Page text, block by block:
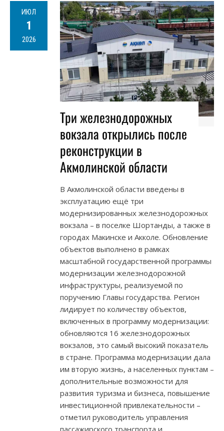
ИЮЛ
1
2026
Три железнодорожных
вокзала открылись после
реконструкции в
Акмолинской области
В Акмолинской области введены в
эксплуатацию ещё три
модернизированных железнодорожных
вокзала – в поселке Шортанды, а также в
городах Макинске и Акколе. Обновление
объектов выполнено в рамках
масштабной государственной программы
модернизации железнодорожной
инфраструктуры, реализуемой по
поручению Главы государства. Регион
лидирует по количеству объектов,
включенных в программу модернизации:
обновляются 16 железнодорожных
вокзалов, это самый высокий показатель
в стране. Программа модернизации дала
им вторую жизнь, а населенных пунктам –
дополнительные возможности для
развития туризма и бизнеса, повышение
инвестиционной привлекательности –
отметил руководитель управления